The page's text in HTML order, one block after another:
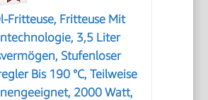
Fritteuse, Fritteuse Mit
3,5 Liter
Stufenloser
Bis 190 °C, Teilweise
2000 Watt,